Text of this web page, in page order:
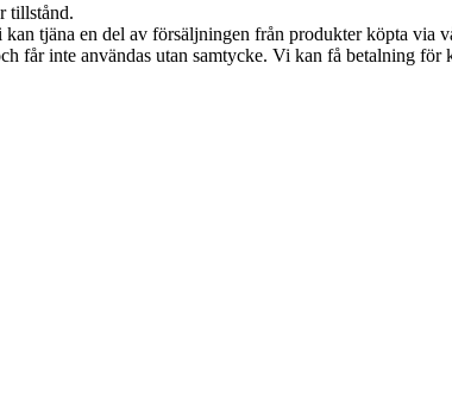
tillstånd.
tjäna en del av försäljningen från produkter köpta via
får inte användas utan samtycke. Vi kan få betalning